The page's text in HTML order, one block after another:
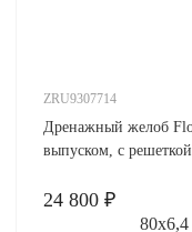
ZRU9307714
Дренажный желоб
выпуском, с решеткой
24 800 ₽